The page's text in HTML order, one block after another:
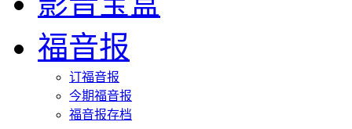
福音报
订福音报
今期福音报
福音报存档